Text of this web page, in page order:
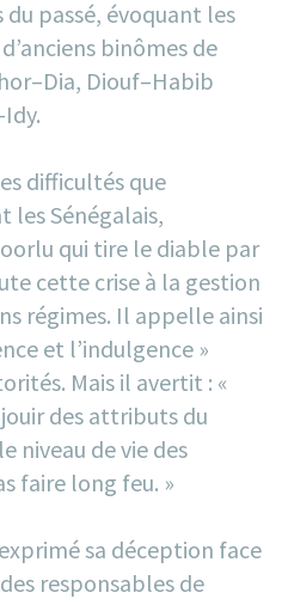
passé, évoquant les
binômes de
Diouf–Habib
difficultés que
Sénégalais,
qui tire le diable par
cette crise à la gestion
régimes. Il appelle ainsi
et l’indulgence »
Mais il avertit : «
des attributs du
niveau de vie des
faire long feu. »
sa déception face
responsables de